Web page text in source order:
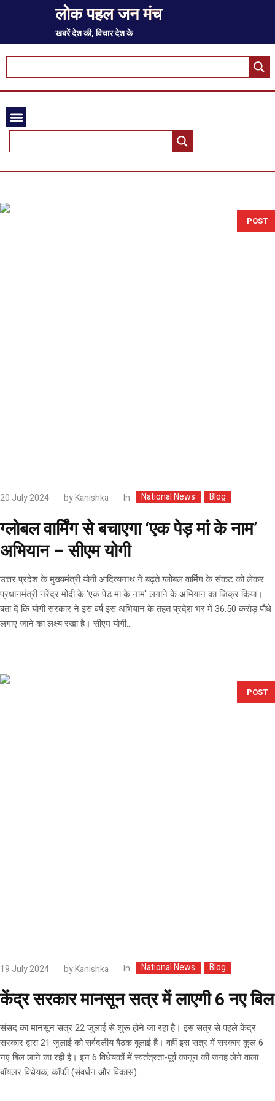
लोक पहल जन मंच
खबरें देश की, विचार देश के
POST
20 July 2024 byKanishka In National News Blog
ग्लोबल वार्मिंग से बचाएगा ‘एक पेड़ मां के नाम’
अभियान – सीएम योगी
उत्तर प्रदेश के मुख्यमंत्री योगी आदित्यनाथ ने बढ़ते ग्लोबल वार्मिंग के संकट को लेकर
प्रधानमंत्री नरेंद्र मोदी के ‘एक पेड़ मां के नाम’ लगाने के अभियान का जिक्र किया।
बता दें कि योगी सरकार ने इस वर्ष इस अभियान के तहत प्रदेश भर में 36.50 करोड़ पौधे
लगाए जाने का लक्ष्य रखा है। सीएम योगी...
POST
19 July 2024 byKanishka In National News Blog
केंद्र सरकार मानसून सत्र में लाएगी 6 नए बिल
संसद का मानसून सत्र 22 जुलाई से शुरू होने जा रहा है। इस सत्र से पहले केंद्र
सरकार द्वारा 21 जुलाई को सर्वदलीय बैठक बुलाई है। वहीं इस सत्र में सरकार कुल 6
नए बिल लाने जा रही है। इन 6 विधेयकों में स्वतंत्रता-पूर्व कानून की जगह लेने वाला
बॉयलर विधेयक, कॉफी (संवर्धन और विकास)...